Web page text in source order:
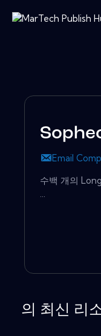
Email
수백 개의
...
의 최신 리